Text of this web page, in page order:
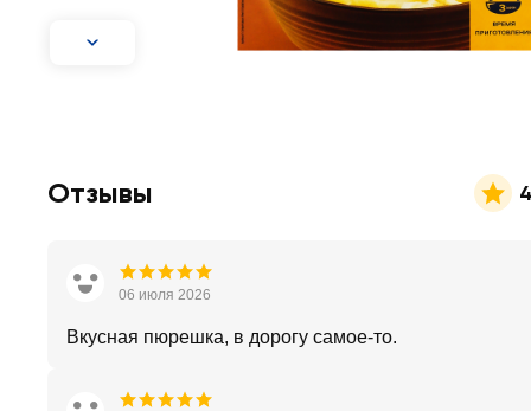
Отзывы
06 июля 2026
Вкусная пюрешка, в дорогу самое-то.